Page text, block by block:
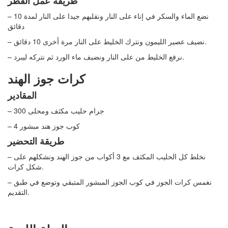
– نضع الماء والسكر في إناء على النار ونقلبهم جيدا على النار لمدة 10
دقائق
– نضيف عصير الليمون ونترك الخليط على النار مرة أخرى 10 دقائق.
– نرفع الخليط من على النار ونضيف ماء الورد ثم نتركه ليبرد.
كرات جوز الهند
المقادير
– 300 جرام حليب مكثف ومحلى
– 4 كوب جوز هند مبشور
طريقة التحضير
– نخلط كل الحليب المكثف مع 3 أكواب من جوز الهند ونشكلهم على
شكل كرات.
– نغمس كرات الجوز في كوب الجوز المبشور المتبقي وتوضع في طبق
التقديم.